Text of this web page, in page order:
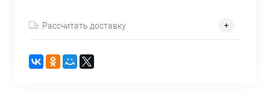
Рассчитать доставку